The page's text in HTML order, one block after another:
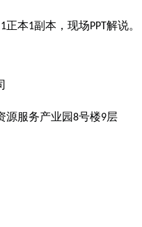
1正本1副本，现场PPT解说。
源服务产业园8号楼9层